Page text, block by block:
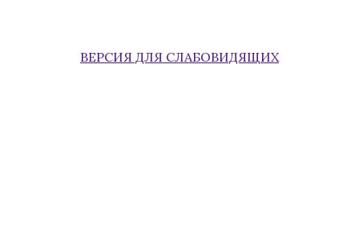
ВЕРСИЯ ДЛЯ СЛАБОВИДЯЩИХ